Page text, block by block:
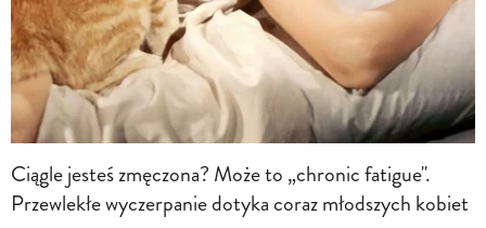
Ciągle jesteś zmęczona? Może to „chronic fatigue".
Przewlekłe wyczerpanie dotyka coraz młodszych kobiet